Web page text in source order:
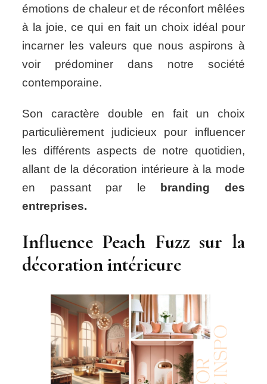
émotions de chaleur et de réconfort mêlées
à la joie, ce qui en fait un choix idéal pour
incarner les valeurs que nous aspirons à
voir prédominer dans notre société
contemporaine.
Son caractère double en fait un choix
particulièrement judicieux pour influencer
les différents aspects de notre quotidien,
allant de la décoration intérieure à la mode
en passant par le branding des
entreprises.
Influence Peach Fuzz sur la
décoration intérieure